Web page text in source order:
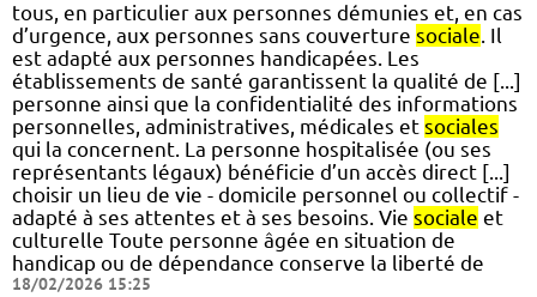
tous, en particulier aux personnes démunies et, en cas
d’urgence, aux personnes sans couverture sociale. Il
est adapté aux personnes handicapées. Les
établissements de santé garantissent la qualité de [...]
personne ainsi que la confidentialité des informations
personnelles, administratives, médicales et sociales
qui la concernent. La personne hospitalisée (ou ses
représentants légaux) bénéficie d’un accès direct [...]
choisir un lieu de vie - domicile personnel ou collectif -
adapté à ses attentes et à ses besoins. Vie sociale et
culturelle Toute personne âgée en situation de
handicap ou de dépendance conserve la liberté de
18/02/2026 15:25